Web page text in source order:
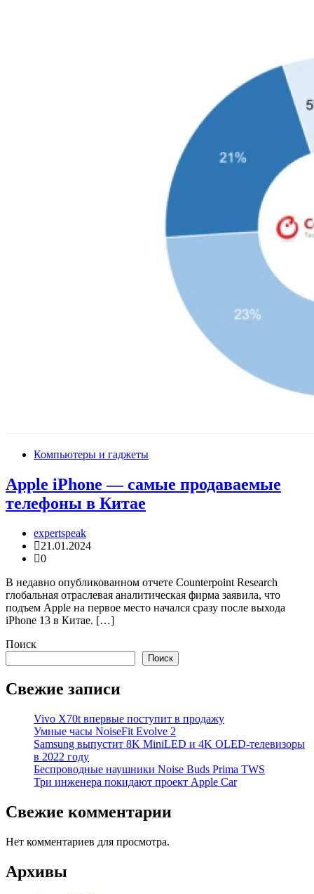
Компьютеры и гаджеты
Apple iPhone — самые продаваемые
телефоны в Китае
expertspeak
21.01.2024
0
В недавно опубликованном отчете Counterpoint Research
глобальная отраслевая аналитическая фирма заявила, что
подъем Apple на первое место начался сразу после выхода
iPhone 13 в Китае. […]
Поиск
Поиск
Свежие записи
Vivo X70t впервые поступит в продажу
Умные часы NoiseFit Evolve 2
Samsung выпустит 8K MiniLED и 4K OLED-телевизоры
в 2022 году
Беспроводные наушники Noise Buds Prima TWS
Три инженера покидают проект Apple Car
Свежие комментарии
Нет комментариев для просмотра.
Архивы